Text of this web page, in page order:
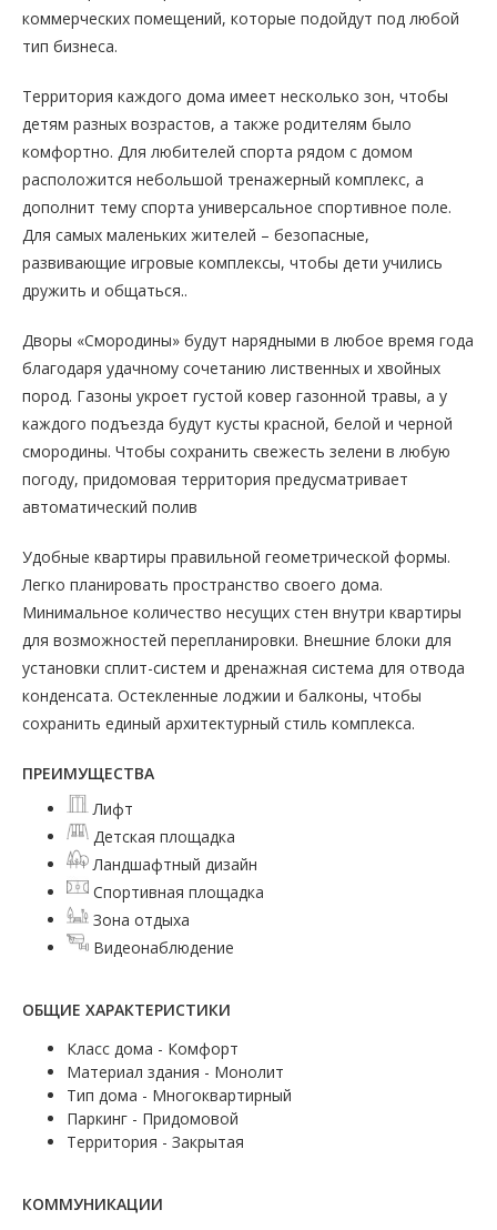
коммерческих помещений, которые подойдут под любой
тип бизнеса.
Территория каждого дома имеет несколько зон, чтобы
детям разных возрастов, а также родителям было
комфортно. Для любителей спорта рядом с домом
расположится небольшой тренажерный комплекс, а
дополнит тему спорта универсальное спортивное поле.
Для самых маленьких жителей – безопасные,
развивающие игровые комплексы, чтобы дети учились
дружить и общаться..
Дворы «Смородины» будут нарядными в любое время года
благодаря удачному сочетанию лиственных и хвойных
пород. Газоны укроет густой ковер газонной травы, а у
каждого подъезда будут кусты красной, белой и черной
смородины. Чтобы сохранить свежесть зелени в любую
погоду, придомовая территория предусматривает
автоматический полив
Удобные квартиры правильной геометрической формы.
Легко планировать пространство своего дома.
Минимальное количество несущих стен внутри квартиры
для возможностей перепланировки. Внешние блоки для
установки сплит-систем и дренажная система для отвода
конденсата. Остекленные лоджии и балконы, чтобы
сохранить единый архитектурный стиль комплекса.
ПРЕИМУЩЕСТВА
Лифт
Детская площадка
Ландшафтный дизайн
Спортивная площадка
Зона отдыха
Видеонаблюдение
ОБЩИЕ ХАРАКТЕРИСТИКИ
Класс дома - Комфорт
Материал здания - Монолит
Тип дома - Многоквартирный
Паркинг - Придомовой
Территория - Закрытая
КОММУНИКАЦИИ